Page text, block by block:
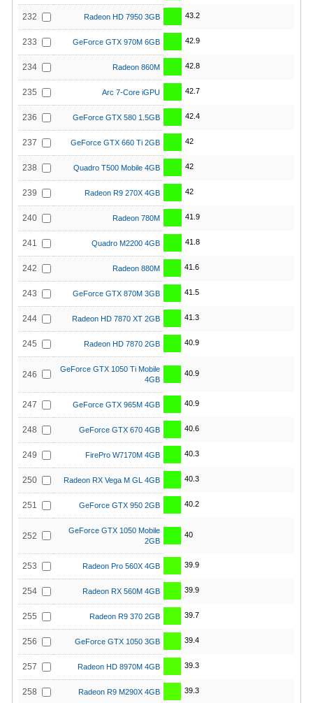
232 Radeon HD 7950 3GB 43.2
233 GeForce GTX 970M 6GB 42.9
234 Radeon 860M 42.8
235 Arc 7-Core iGPU 42.7
236 GeForce GTX 580 1.5GB 42.4
237 GeForce GTX 660 Ti 2GB 42
238 Quadro T500 Mobile 4GB 42
239 Radeon R9 270X 4GB 42
240 Radeon 780M 41.9
241 Quadro M2200 4GB 41.8
242 Radeon 880M 41.6
243 GeForce GTX 870M 3GB 41.5
244 Radeon HD 7870 XT 2GB 41.3
245 Radeon HD 7870 2GB 40.9
246
GeForce GTX 1050 Ti Mobile
4GB
40.9
247 GeForce GTX 965M 4GB 40.9
248 GeForce GTX 670 4GB 40.6
249 FirePro W7170M 4GB 40.3
250 Radeon RX Vega M GL 4GB 40.3
251 GeForce GTX 950 2GB 40.2
252
GeForce GTX 1050 Mobile
2GB
40
253 Radeon Pro 560X 4GB 39.9
254 Radeon RX 560M 4GB 39.9
255 Radeon R9 370 2GB 39.7
256 GeForce GTX 1050 3GB 39.4
257 Radeon HD 8970M 4GB 39.3
258 Radeon R9 M290X 4GB 39.3